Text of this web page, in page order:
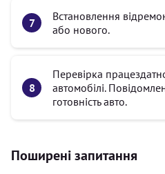
Встановлення
або нового.
Перевірка
автомобілі.
готовність авто.
Поширені запитання